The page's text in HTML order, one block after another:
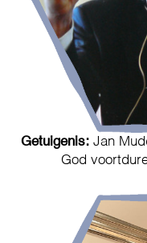
Getuigenis: Jan
God